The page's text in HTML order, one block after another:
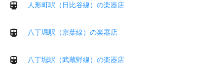
人形町駅（日比谷線）の楽器店
八丁堀駅（京葉線）の楽器店
八丁堀駅（武蔵野線）の楽器店